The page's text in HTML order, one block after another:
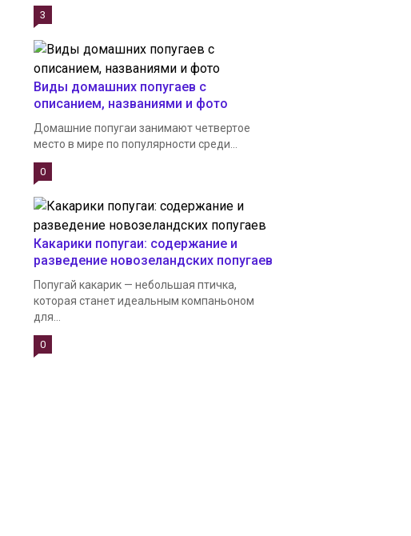
3
Виды домашних попугаев с
описанием, названиями и фото
Домашние попугаи занимают четвертое
место в мире по популярности среди...
0
Какарики попугаи: содержание и
разведение новозеландских попугаев
Попугай какарик — небольшая птичка,
которая станет идеальным компаньоном
для...
0